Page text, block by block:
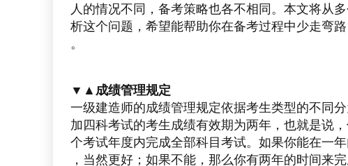
人的情况不同，备考策略也各不相同。本文将从
析这个问题，希望能帮助你在备考过程中少走弯
。
▼▲成绩管理规定
一级建造师的成绩管理规定依据考生类型的不同
加四科考试的考生成绩有效期为两年，也就是说
个考试年度内完成全部科目考试。如果你能在一
，当然更好；如果不能，那么你有两年的时间来